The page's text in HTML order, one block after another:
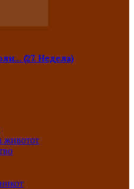
(27. Недела)
животот